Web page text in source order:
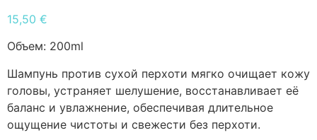
15,50 €
Объем: 200ml
Шампунь против сухой перхоти мягко очищает кожу
головы, устраняет шелушение, восстанавливает её
баланс и увлажнение, обеспечивая длительное
ощущение чистоты и свежести без перхоти.